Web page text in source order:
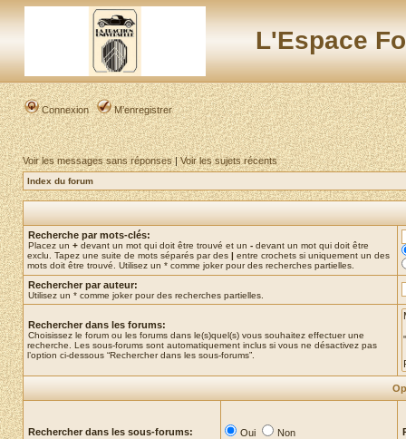
L'Espace
Connexion M’enregistrer
Voir les messages sans réponses|Voir les sujets récents
Index du forum
Recherche par mots-clés:
Placez un + devant un mot qui doit être trouvé et un - devant un mot qui doit être
exclu. Tapez une suite de mots séparés par des | entre crochets si uniquement un des
mots doit être trouvé. Utilisez un * comme joker pour des recherches partielles.
Rechercher par auteur:
Utilisez un * comme joker pour des recherches partielles.
Rechercher dans les forums:
Choisissez le forum ou les forums dans le(s)quel(s) vous souhaitez effectuer une
recherche. Les sous-forums sont automatiquement inclus si vous ne désactivez pas
l’option ci-dessous “Rechercher dans les sous-forums”.
Rechercher dans les sous-forums: Oui Non